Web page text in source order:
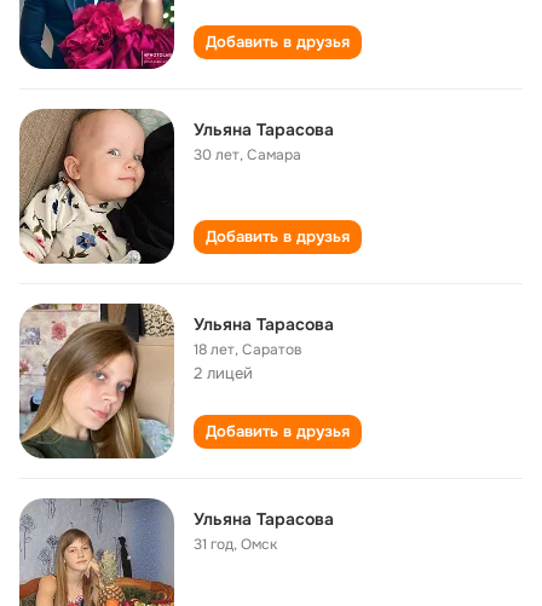
Добавить в друзья
Ульяна Тарасова
30 лет,Самара
Добавить в друзья
Ульяна Тарасова
18 лет,Саратов
2 лицей
Добавить в друзья
Ульяна Тарасова
31 год,Омск